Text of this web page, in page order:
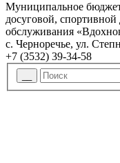
Муниципальное
досуговой, спортивной
обслуживания
с. Черноречье, ул.
+7 (3532) 39-34-58